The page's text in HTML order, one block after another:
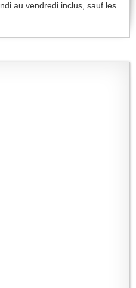
au vendredi inclus, sauf les